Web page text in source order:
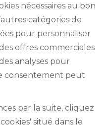
YouTube
examens officiels du
nécessaires au bon
catégories de
pour personnaliser
offres commerciales
analyses pour
consentement peut
par la suite, cliquez
situé dans le